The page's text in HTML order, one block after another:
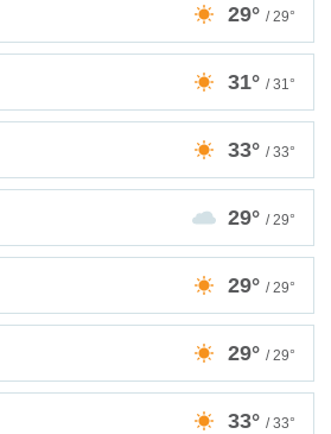
29° / 29°
31° / 31°
33° / 33°
29° / 29°
29° / 29°
29° / 29°
33° / 33°